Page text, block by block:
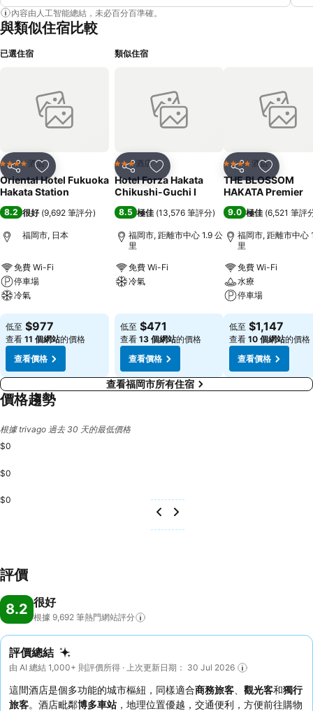
內容由人工智能總結，未必百分百準確。
與類似住宿比較
已選住宿
分享 放到收藏夾
4 星級 酒店
Oriental Hotel Fukuoka
Hakata Station
8.2 很好 (9,692 筆評分)
福岡市, 日本
免費 Wi-Fi
停車場
冷氣
查看價格
低至 $977
查看 11 個網站的價格
查看價格
類似住宿
分享 放到收藏夾
3 星級酒店
Hotel Forza Hakata
Chikushi-Guchi Ⅰ
8.5 極佳 (13,576 筆評分)
福岡市, 距離市中心 1.9 公
里
免費 Wi-Fi
冷氣
低至 $471
查看 13 個網站的價格
查看價格
分享 放到收藏
4 星級 酒店
THE BLOSSOM
HAKATA Premier
9.0 極佳 (6,521 筆評
福岡市, 距離市中心
里
免費 Wi-Fi
水療
停車場
查看價格
低至 $1,147
查看 10 個網站的價格
查看價格
查看福岡市所有住宿
價格趨勢
根據 trivago 過去 30 天的最低價格
$0
$0
$0
評價
8.2 很好
根據 9,692 筆熱門網站評分
評價總結
由 AI 總結 1,000+ 則評價所得 · 上次更新日期： 30 Jul 2026
這間酒店是個多功能的城市樞紐，同樣適合商務旅客 觀光客和獨行
旅客。酒店毗鄰博多車站 ，地理位置優越，交通便利，方便前往購物